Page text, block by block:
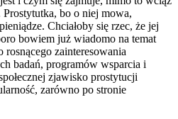
bo o niej mowa,
Chciałoby się rzec, że jej
bowiem już wiadomo na temat
zainteresowania
badań, programów wsparcia i
zjawisko prostytucji
zarówno po stronie